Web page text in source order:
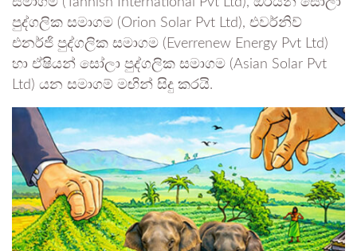
පුද්ගලික සමාගම (Orion Solar Pvt Ltd), එවර්නිව්
එනර්ජි පුද්ගලික සමාගම (Everrenew Energy Pvt Ltd)
හා ඒෂියන් සෝලා පුද්ගලික සමාගම (Asian Solar Pvt
Ltd) යන සමාගම් මඟින් සිදු කරයි.